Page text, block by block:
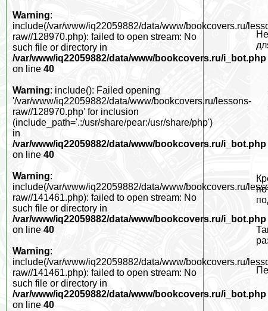
Warning:
include(/var/www/iq22059882/data/www/bookcovers.ru/
raw//128970.php): failed to open stream: No
such file or directory in
/var/www/iq22059882/data/www/bookcovers.ru/i_bot.php
on line 40
Warning: include(): Failed opening
'/var/www/iq22059882/data/www/bookcovers.ru/lessons-
raw//128970.php' for inclusion
(include_path='.:/usr/share/pear:/usr/share/php')
in
/var/www/iq22059882/data/www/bookcovers.ru/i_bot.php
on line 40
Warning:
include(/var/www/iq22059882/data/www/bookcovers.ru/
raw//141461.php): failed to open stream: No
such file or directory in
/var/www/iq22059882/data/www/bookcovers.ru/i_bot.php
on line 40
Warning:
include(/var/www/iq22059882/data/www/bookcovers.ru/
raw//141461.php): failed to open stream: No
such file or directory in
/var/www/iq22059882/data/www/bookcovers.ru/i_bot.php
on line 40